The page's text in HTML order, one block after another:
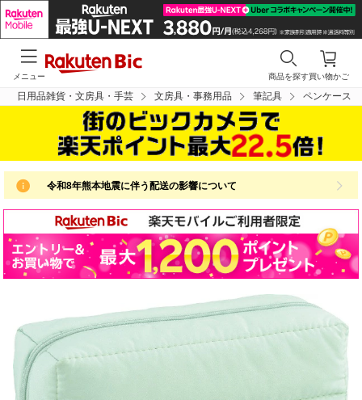
買い物かご
商品を探す
メニュー
日用品雑貨・文房具・手芸 文房具・事務用品 筆記具 ペンケース
令和8年熊本地震に伴う配送の影響について